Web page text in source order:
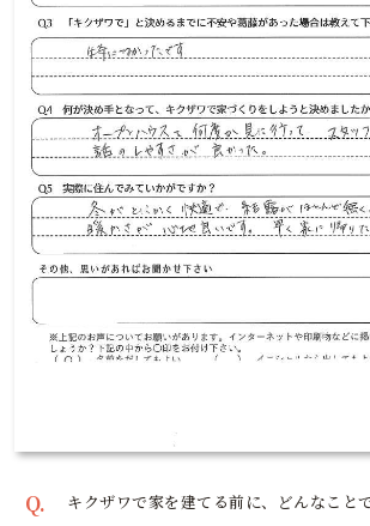
Q. キクザワで家を建てる前に、どんなこと